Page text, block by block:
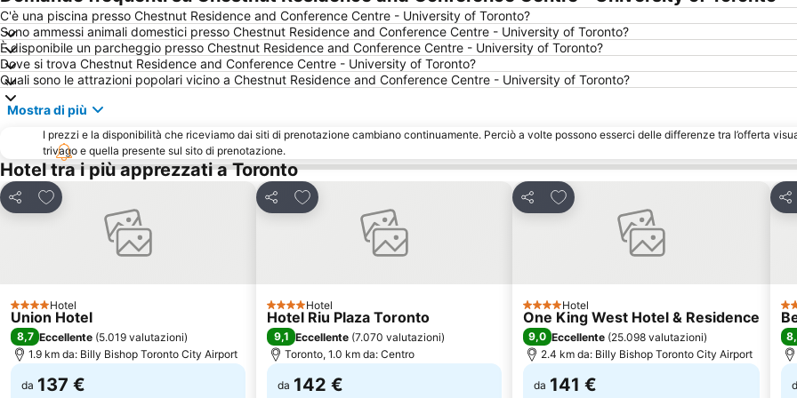
C'è una piscina presso Chestnut Residence and Conference Centre - University of Toronto?
Sono ammessi animali domestici presso Chestnut Residence and Conference Centre - University of Toronto?
È disponibile un parcheggio presso Chestnut Residence and Conference Centre - University of Toronto?
Dove si trova Chestnut Residence and Conference Centre - University of Toronto?
Quali sono le attrazioni popolari vicino a Chestnut Residence and Conference Centre - University of Toronto?
Mostra di più
I prezzi e la disponibilità che riceviamo dai siti di prenotazione cambiano continuamente. Perciò a volte possono esserci delle differenze tra l’offerta
trivago e quella presente sul sito di prenotazione.
Hotel tra i più apprezzati a Toronto
Condividi
Aggiungi ai preferiti
4 StelleHotel
Union Hotel
8,7 Eccellente (5.019 valutazioni)
1.9 km da: Billy Bishop Toronto City Airport
da 137 €
Condividi
Aggiungi ai preferiti
4 StelleHotel
Hotel Riu Plaza Toronto
9,1 Eccellente (7.070 valutazioni)
Toronto, 1.0 km da: Centro
da 142 €
Condividi
Aggiungi ai preferiti
4 StelleHotel
One King West Hotel & Residence
9,0 Eccellente (25.098 valutazioni)
2.4 km da: Billy Bishop Toronto City Airport
da 141 €
3